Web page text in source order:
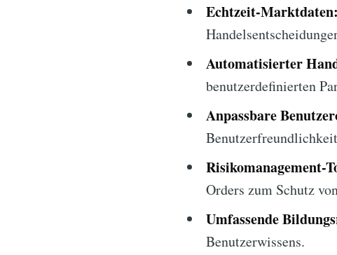
Echtzeit-Marktdaten:
Automatisierter
benutzerdefinierten
Anpassbare
Risikomanagement-
Orders zum Schutz
Umfassende
Benutzerwissens.